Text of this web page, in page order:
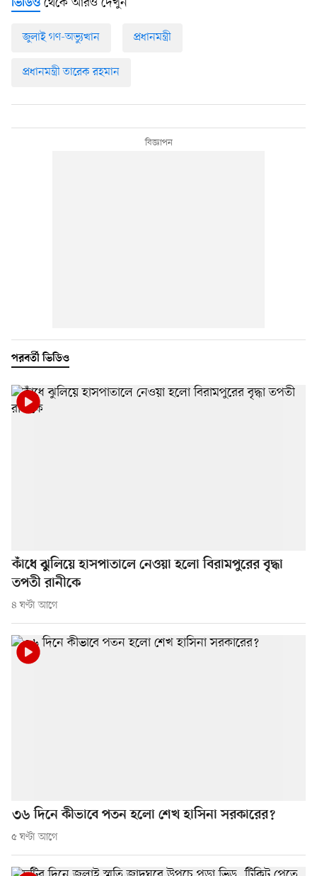
ভিডিও
জুলাই গণ-অভ্যুত্থান প্রধানমন্ত্রী
প্রধানমন্ত্রী তারেক রহমান
পরবর্তী ভিডিও
কাঁধে ঝুলিয়ে হাসপাতালে নেওয়া হলো বিরামপুরের বৃদ্ধা
তপতী রানীকে
৪ ঘণ্টা আগে
৩৬ দিনে কীভাবে পতন হলো শেখ হাসিনা সরকারের?
৫ ঘণ্টা আগে